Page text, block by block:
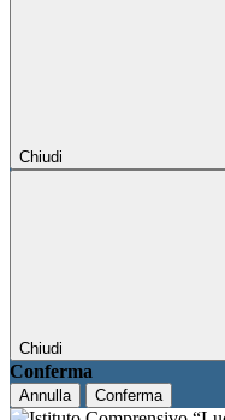
Chiudi
Chiudi
Conferma
Annulla Conferma